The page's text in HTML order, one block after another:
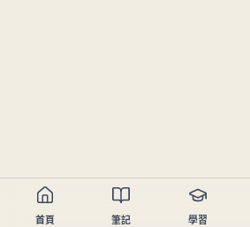
首頁 筆記 學習